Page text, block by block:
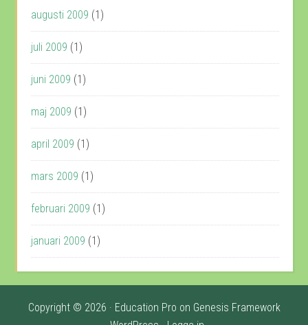
augusti 2009 (1)
juli 2009 (1)
juni 2009 (1)
maj 2009 (1)
april 2009 (1)
mars 2009 (1)
februari 2009 (1)
januari 2009 (1)
Copyright © 2026 · Education Pro on Genesis Framework